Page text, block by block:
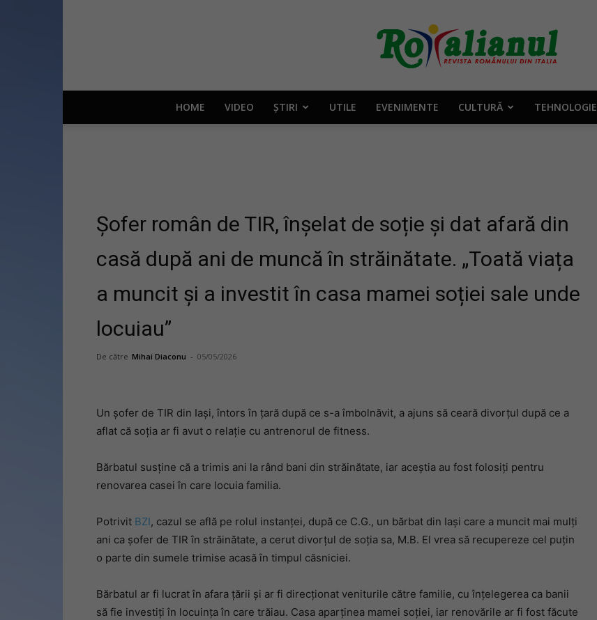
Rotalianul
Revista
HOME VIDEO ȘTIRI UTILE EVENIMENTE CULTURĂ TEHNOLOGIE
Șofer român de TIR, înșelat de soție și dat afară din
casă după ani de muncă în străinătate. „Toată viața
a muncit și a investit în casa mamei soției sale unde
locuiau”
De către Mihai Diaconu - 05/05/2026
Un șofer de TIR din Iași, întors în țară după ce s-a îmbolnăvit, a ajuns să ceară divorțul după ce a
aflat că soția ar fi avut o relație cu antrenorul de fitness.
Bărbatul susține că a trimis ani la rând bani din străinătate, iar aceștia au fost folosiți pentru
renovarea casei în care locuia familia.
Potrivit BZI, cazul se află pe rolul instanței, după ce C.G., un bărbat din Iași care a muncit mai mulți
ani ca șofer de TIR în străinătate, a cerut divorțul de soția sa, M.B. El vrea să recupereze cel puțin
o parte din sumele trimise acasă în timpul căsniciei.
Bărbatul ar fi lucrat în afara țării și ar fi direcționat veniturile către familie, cu înțelegerea ca banii
să fie investiți în locuința în care trăiau. Casa aparținea mamei soției, iar renovările ar fi fost făcute